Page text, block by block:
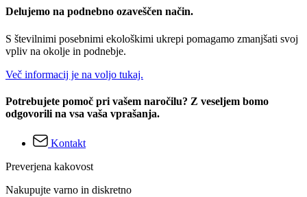
Delujemo na podnebno ozaveščen način.
S številnimi posebnimi ekološkimi ukrepi pomagamo zmanjšati svoj
vpliv na okolje in podnebje.
Več informacij je na voljo tukaj.
Potrebujete pomoč pri vašem naročilu? Z veseljem bomo
odgovorili na vsa vaša vprašanja.
Kontakt
Preverjena kakovost
Nakupujte varno in diskretno